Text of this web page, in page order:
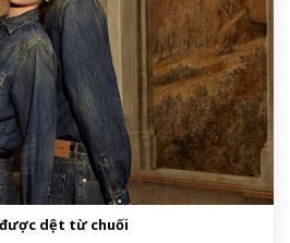
nhờ làm &amp;apos;tay
lừa đảo Mr Pips